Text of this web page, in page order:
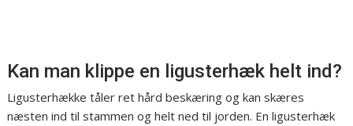
Kan man klippe en ligusterhæk helt ind?
Ligusterhække tåler ret hård beskæring og kan skæres
næsten ind til stammen og helt ned til jorden. En ligusterhæk